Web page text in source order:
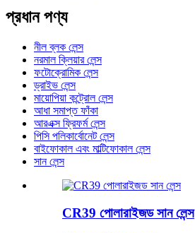
প্রধান পণ্য
নীল ব্লক লেন্স
নরমাল ক্লিয়ার লেন্স
ফটোক্রোমিক লেন্স
ড্রাইভ লেন্স
মায়োপিয়া কন্ট্রোল লেন্স
আধা সমাপ্ত ফাঁকা
আরএক্স ফ্রিফর্ম লেন্স
পিসি পলিকার্বোনেট লেন্স
বাইফোকাল এবং মাল্টিফোকাল লেন্স
সান লেন্স
CR39 পোলারাইজড সান লেন্স